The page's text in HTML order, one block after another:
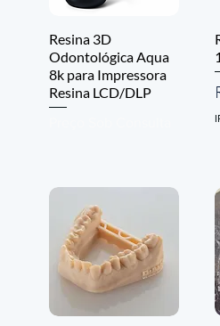
Resina 3D
Odontológica Aqua
8k para Impressora
Resina LCD/DLP